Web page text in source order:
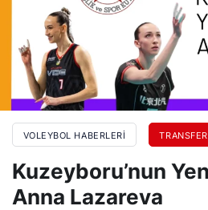
VOLEYBOL HABERLERI TRANSFER
Kuzeyboru’nun
Anna Lazareva